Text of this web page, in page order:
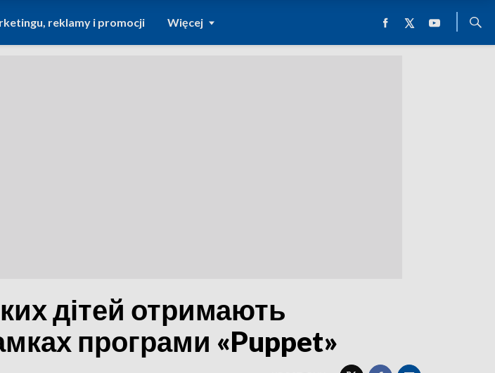
reklamy i promocji Więcej
дітей отримають
програми «Puppet»